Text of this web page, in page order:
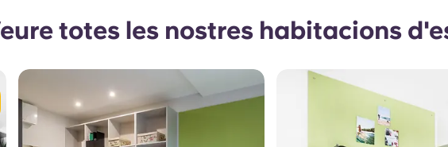
totes les nostres habitacions